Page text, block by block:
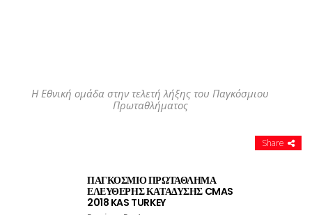
Η Εθνική ομάδα στην τελετή λήξης του Παγκόσμιου
Πρωταθλήματος
Share
ΠΑΓΚΟΣΜΙΟ ΠΡΩΤΑΘΛΗΜΑ
ΕΛΕΥΘΕΡΗΣ ΚΑΤΑΔΥΣΗΣ CMAS
2018 KAS TURKEY